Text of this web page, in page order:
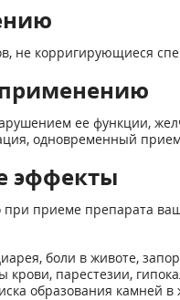
не корригирующиеся
ее функции,
одновременный
эффекты
приеме препарата
боли в животе,
крови, парестезии,
образования камней